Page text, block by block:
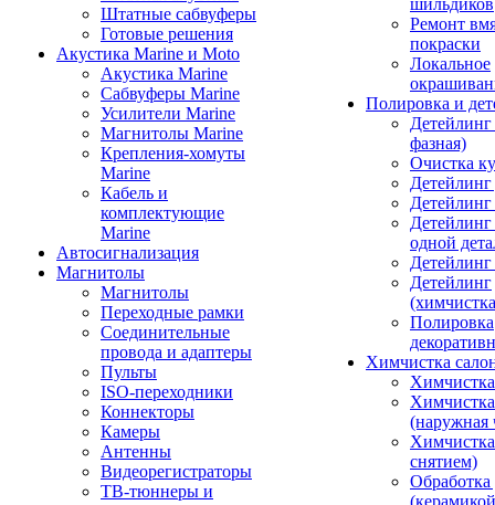
Штатные сабвуферы
Готовые решения
Акустика Marine и Moto
Акустика Marine
Сабвуферы Marine
Усилители Marine
Магнитолы Marine
Крепления-хомуты
Marine
Кабель и
комплектующие
Marine
Автосигнализация
Магнитолы
Магнитолы
Переходные рамки
Соединительные
провода и адаптеры
Пульты
ISO-переходники
Коннекторы
Камеры
Антенны
Видеорегистраторы
ТВ-тюннеры и
шильдиков
Ремонт
покраски
Локальное
Полировка и
фазная)
Очистка
Детейлинг
одной
Детейлинг
Полировка
Химчистка
(наружная
снятием)
Обработка